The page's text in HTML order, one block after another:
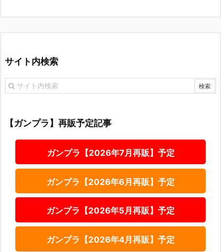
サイト内検索
【ガンプラ】再販予定記事
ガンプラ【2026年7月再販】予定
ガンプラ【2026年6月再販】予定
ガンプラ【2026年5月再販】予定
ガンプラ【2026年4月再販】予定